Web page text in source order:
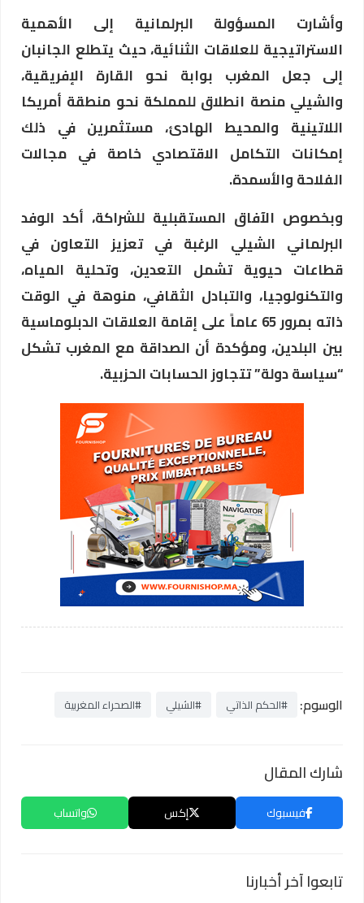
وأشارت المسؤولة البرلمانية إلى الأهمية
الاستراتيجية للعلاقات الثنائية، حيث يتطلع الجانبان
إلى جعل المغرب بوابة نحو القارة الإفريقية،
والشيلي منصة انطلاق للمملكة نحو منطقة أمريكا
اللاتينية والمحيط الهادئ، مستثمرين في ذلك
إمكانات التكامل الاقتصادي خاصة في مجالات
الفلاحة والأسمدة.
وبخصوص الآفاق المستقبلية للشراكة، أكد الوفد
البرلماني الشيلي الرغبة في تعزيز التعاون في
قطاعات حيوية تشمل التعدين، وتحلية المياه،
والتكنولوجيا، والتبادل الثقافي، منوهة في الوقت
ذاته بمرور 65 عاماً على إقامة العلاقات الدبلوماسية
بين البلدين، ومؤكدة أن الصداقة مع المغرب تشكل
“سياسة دولة” تتجاوز الحسابات الحزبية.
الوسوم: #الحكم الذاتي #الشيلي #الصحراء المغربية
شارك المقال
فيسبوك إكس واتساب
تابعوا آخر أخبارنا